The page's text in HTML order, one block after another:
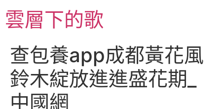
至雲層下的歌
查包養app成都黃花風
鈴木綻放進進盛花期_
中國網